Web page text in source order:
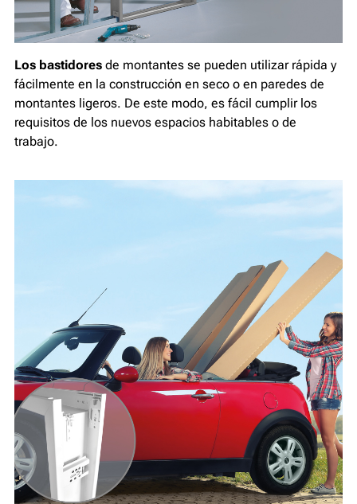
Los bastidores de montantes se pueden utilizar rápida y
fácilmente en la construcción en seco o en paredes de
montantes ligeros. De este modo, es fácil cumplir los
requisitos de los nuevos espacios habitables o de
trabajo.